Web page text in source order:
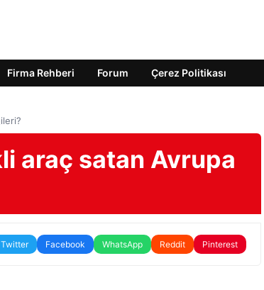
Firma Rehberi Forum Çerez Politikası
araç satan Avrupa
Twitter Facebook WhatsApp Reddit Pinterest